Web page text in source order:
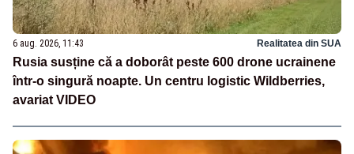
6 aug. 2026, 11:43 Realitatea din SUA
Rusia susține că a doborât peste 600 drone ucrainene
într-o singură noapte. Un centru logistic Wildberries,
avariat VIDEO